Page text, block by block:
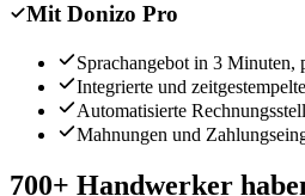
Mit Donizo Pro
Sprachangebot in 3 Minuten,
Integrierte und
Automatisierte
Mahnungen und
700+ Handwerker